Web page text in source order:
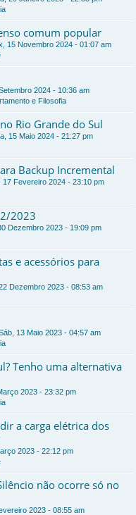
comum popular
15 Novembro 2024 - 01:07 am
2024 - 10:36 am
e Filosofia
Rio Grande do Sul
15 Maio 2024 - 21:27 pm
Backup Incremental
17 Fevereiro 2024 - 23:10 pm
2023
Dezembro 2023 - 19:09 pm
e acessórios para
Dezembro 2023 - 08:53 am
13 Maio 2023 - 04:57 am
Tenho uma alternativa
2023 - 23:32 pm
a carga elétrica dos
2023 - 22:12 pm
não ocorre só no
2023 - 08:55 am